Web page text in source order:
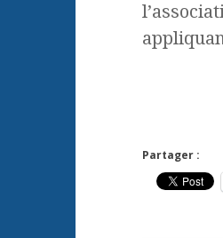
Partager :